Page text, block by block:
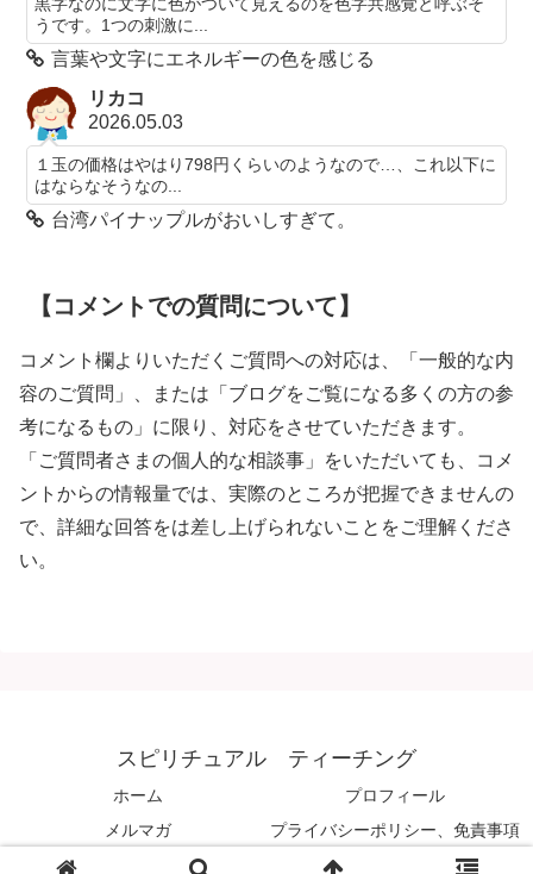
うです。1つの刺激に...
言葉や文字にエネルギーの色を感じる
リカコ
2026.05.03
１玉の価格はやはり798円くらいのようなので…、これ以下に
はならなそうなの...
台湾パイナップルがおいしすぎて。
【コメントでの質問について】
コメント欄よりいただくご質問への対応は、「一般的な内
容のご質問」、または「ブログをご覧になる多くの方の参
考になるもの」に限り、対応をさせていただきます。
「ご質問者さまの個人的な相談事」をいただいても、コメ
ントからの情報量では、実際のところが把握できませんの
で、詳細な回答をは差し上げられないことをご理解くださ
い。
スピリチュアル ティーチング
ホーム
プロフィール
メルマガ
プライバシーポリシー、免責事項